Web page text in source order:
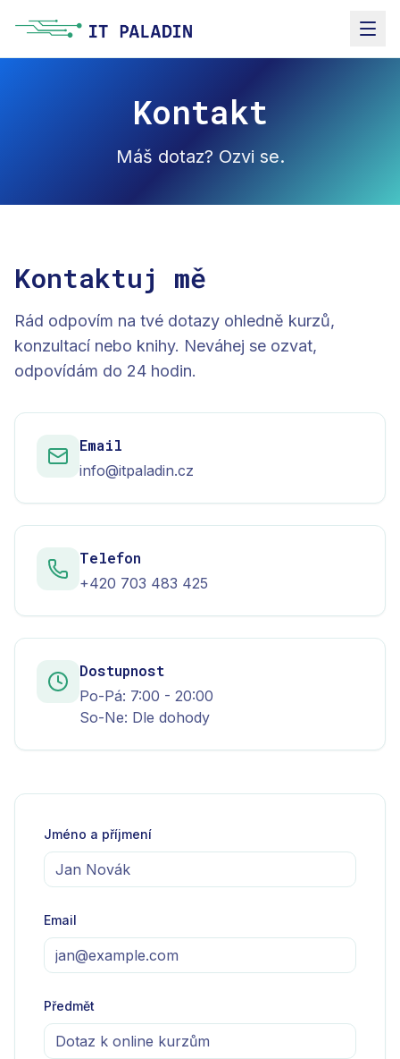
Kontakt
Máš dotaz? Ozvi se.
Kontaktuj mě
Rád odpovím na tvé dotazy ohledně kurzů,
konzultací nebo knihy. Neváhej se ozvat,
odpovídám do 24 hodin.
Email
info@itpaladin.cz
Telefon
+420 703 483 425
Dostupnost
Po-Pá: 7:00 - 20:00
So-Ne: Dle dohody
Jméno a příjmení
Email
Předmět